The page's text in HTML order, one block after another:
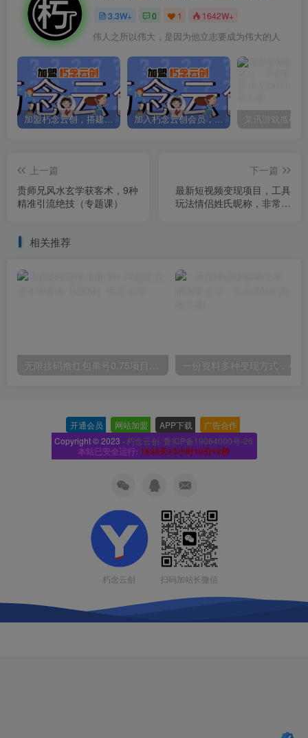
3.3W+ 0 1 1642W+
伟人之所以伟大，是因为他立志要成为伟大的人
加盟朽念云创，搭建同款项目资源站，实现日入2000+ 加入朽念云创会员，全站资源免费学习。
上一篇
贵师兄风水玄学获客术，9种
精准引流绝技（专题课）
下一篇
最新短视频变现项目，工具
玩法情侣姓氏昵称，非常的
相关推荐
无限接码撸红包单号0.75项目无偿分享给你【揭秘】
开通会员 网站加盟 APP下载 广告合作
Copyright © 2023 · 朽念云创· 鲁ICP备19064000号-26
本站已安全运行: 1638天13小时10分20秒
朽念云创 扫码加站长微信